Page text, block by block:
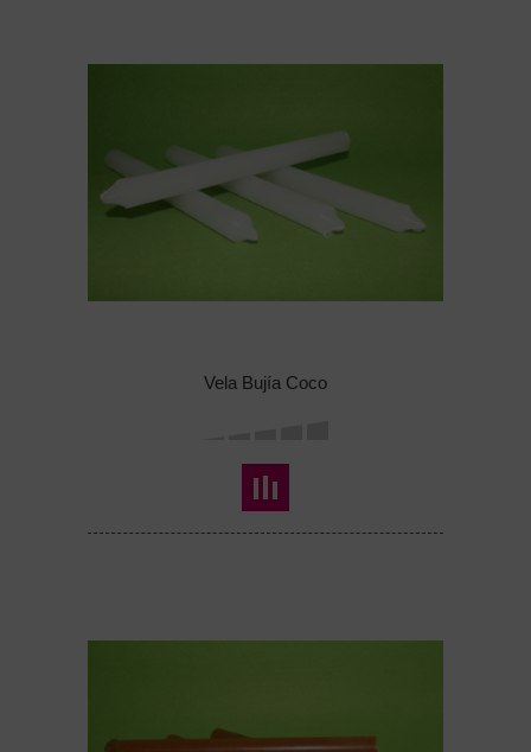
Vela Bujía Coco